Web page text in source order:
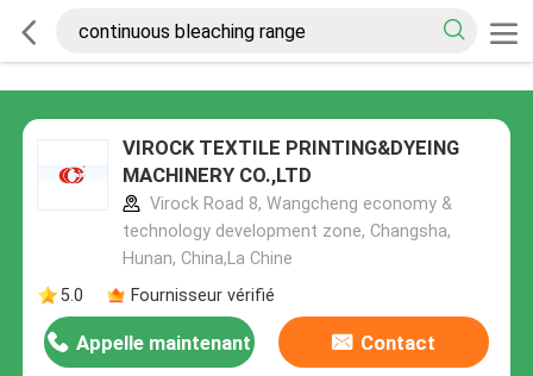
VIROCK TEXTILE PRINTING&DYEING
MACHINERY CO.,LTD
Virock Road 8, Wangcheng economy &
technology development zone, Changsha,
Hunan, China,La Chine
5.0
Fournisseur vérifié
Appelle maintenant Contact